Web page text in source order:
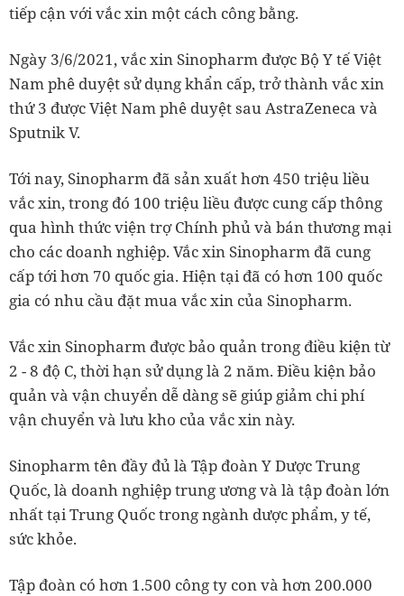
tiếp cận với vắc xin một cách công bằng.
Ngày 3/6/2021, vắc xin Sinopharm được Bộ Y tế Việt
Nam phê duyệt sử dụng khẩn cấp, trở thành vắc xin
thứ 3 được Việt Nam phê duyệt sau AstraZeneca và
Sputnik V.
Tới nay, Sinopharm đã sản xuất hơn 450 triệu liều
vắc xin, trong đó 100 triệu liều được cung cấp thông
qua hình thức viện trợ Chính phủ và bán thương mại
cho các doanh nghiệp. Vắc xin Sinopharm đã cung
cấp tới hơn 70 quốc gia. Hiện tại đã có hơn 100 quốc
gia có nhu cầu đặt mua vắc xin của Sinopharm.
Vắc xin Sinopharm được bảo quản trong điều kiện từ
2 - 8 độ C, thời hạn sử dụng là 2 năm. Điều kiện bảo
quản và vận chuyển dễ dàng sẽ giúp giảm chi phí
vận chuyển và lưu kho của vắc xin này.
Sinopharm tên đầy đủ là Tập đoàn Y Dược Trung
Quốc, là doanh nghiệp trung ương và là tập đoàn lớn
nhất tại Trung Quốc trong ngành dược phẩm, y tế,
sức khỏe.
Tập đoàn có hơn 1.500 công ty con và hơn 200.000